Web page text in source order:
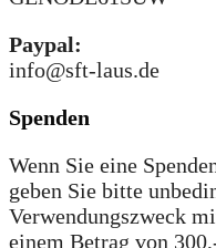
Paypal:
info@sft-laus.de
Spenden
Wenn Sie eine
geben Sie bitte
Verwendungszweck
einem Betrag von